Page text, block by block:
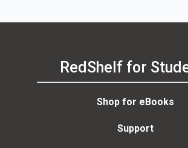
RedShelf for
Shop for eBooks
Support